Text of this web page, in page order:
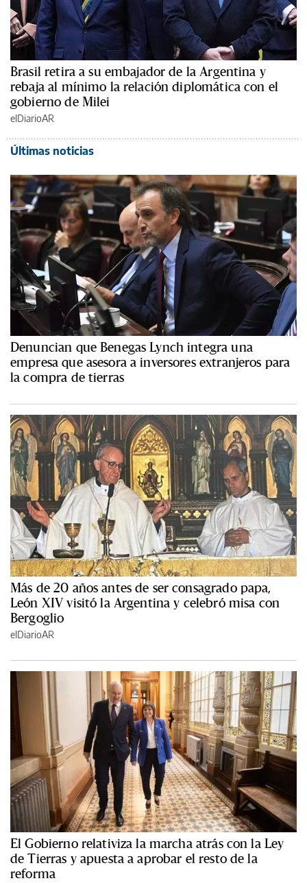
Brasil retira a su embajador de la Argentina y
rebaja al mínimo la relación diplomática con el
gobierno de Milei
elDiarioAR
Últimas noticias
Denuncian que Benegas Lynch integra una
empresa que asesora a inversores extranjeros para
la compra de tierras
Más de 20 años antes de ser consagrado papa,
León XIV visitó la Argentina y celebró misa con
Bergoglio
elDiarioAR
El Gobierno relativiza la marcha atrás con la Ley
de Tierras y apuesta a aprobar el resto de la
reforma